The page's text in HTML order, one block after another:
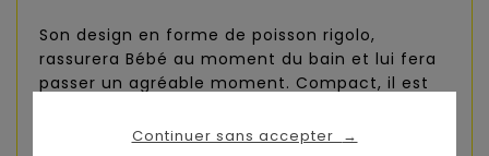
Continuer sans accepter →
Son design en forme de poisson rigolo,
rassurera Bébé au moment du bain et lui fera
passer un agréable moment. Compact, il est
piles ni batterie.